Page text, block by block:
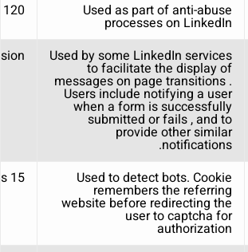
Used as part of anti-abuse
processes on LinkedIn
120 שניות
Used by some LinkedIn services
to facilitate the display of
messages on page transitions .
Users include notifying a user
when a form is successfully
submitted or fails , and to
provide other similar
notifications.
Used to detect bots. Cookie
remembers the referring
website before redirecting the
user to captcha for
authorization
15 minutes